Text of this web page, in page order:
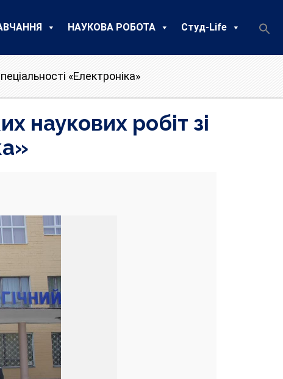
НАУКОВА РОБОТА Студ-Life
«Електроніка»
наукових робіт зі